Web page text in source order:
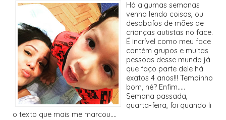
Há algumas semanas
venho lendo coisas, ou
desabafos de mães de
crianças autistas no face.
É incrível como meu face
contém grupos e muitas
pessoas desse mundo já
que faço parte dele há
exatos 4 anos!!! Tempinho
bom, né? Enfim.....
Semana passada,
quarta-feira, foi quando li
o texto que mais me marcou....